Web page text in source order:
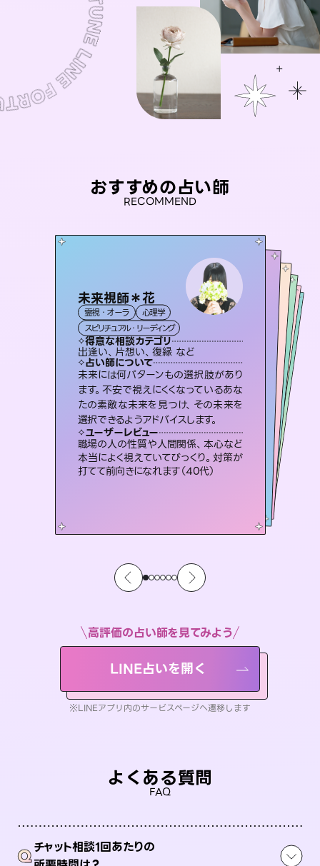
おすすめの占い師
RECOMMEND
未来視師＊花
霊視・オーラ
心理学
スピリチュアル・リーディング
得意な相談カテゴリ
出逢い、片想い、復縁 など
占い師について
未来には何パターンもの選択肢があり
ます。不安で視えにくくなっているあな
たの素敵な未来を見つけ、その未来を
選択できるようアドバイスします。
ユーザーレビュー
職場の人の性質や人間関係、本心など
本当によく視えていてびっくり。対策が
打てて前向きになれます（40代）
アイリス -iris-
西洋占星術 タロット
ルーン
得意な相談カテゴリ
恋愛総合、片想い、二人の未来 など
占い師について
復縁、恋愛、不倫の行方、同性愛や片
思い、仕事関係や借金問題まで知りた
いことや心の負担になっていることを
紐解き、背中をそっと押して導きます。
ユーザーレビュー
安心感のあり、言い切ってくれる所や濁
さない鑑定のおかげで、毎回自分の気
持ちを整えられます（30代 男性）
おう 霊感オラクル
霊視・オーラ
オラクルカード
得意な相談カテゴリ
恋愛総合、あの人の気持ち など
占い師について
霊視×オラクルカードを使って「今」と
「未来」そして「気になるあの人の気持
ち」まで丁寧に読み解き、恋や人生のヒ
ントを優しく引き出します。
ユーザーレビュー
不安な気持ちが嘘みたいに晴れまし
た…！よく視えていらっしゃるんだなと
感じました（40代 女性）
セラピスト理恵
霊視・オーラ
スピリチュアル・リーディング
得意な相談カテゴリ
片想い、二人の未来、年の差 など
占い師について
連絡再開、復縁、成就などの報告実績多数。セラピストとして2万超の施術経験があるからこそできる鑑定で、より良い未来をサポートします。
ユーザーレビュー
とても心温まる鑑定でした。しかもこち
らは何も言っていないのに視えていらっ
しゃるんだなと驚きです（30代女性）
桃源珠羽
霊視・オーラ
スピリチュアル・リーディング
得意な相談カテゴリ
片想い、あの人の気持ち、復縁 など
占い師について
恋愛のお悩みの中でも特に「曖昧な関
係」の相談を得意としており、友達以上
恋人未満なお相手との今後や本音を丁
寧に読み解き恋愛成就へと導きます。
ユーザーレビュー
鑑定していただいてアドバイス通りに行
動すると仲が復活してきました。ありが
とうございました（40代 女性）
彗望（すいぼう
霊視・オーラ
スピリチュアル・リーディング
得意な相談カテゴリ
片想い、あの人の気持ち、復縁 など
占い師について
3,700年以上の歴史を持つ東洋最古の
占術「易占」で詳細まで占い、幸せへ向
かう道筋を示します。厳しい結果にも具
体的な対策をお伝えします。
ユーザーレビュー
複雑な背景もしっかり聞いて鑑定して
いただけました。気持ちが楽になりまし
た（50代 女性）
高評価の占い師を見てみよう
LINE占いを開く
※LINEアプリ内のサービスページへ遷移します
よくある質問
FAQ
Qチャット相談1回あたりの